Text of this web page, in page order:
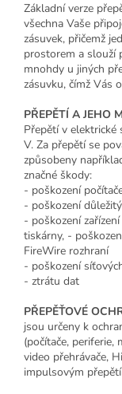
Základní verze
všechna Vaše
zásuvek, přičemž
prostorem a slouží
mnohdy u jiných
zásuvku, čímž Vás
PŘEPĚTÍ A JEHO
Přepětí v elektrické
V. Za přepětí se
způsobeny
značné škody:
- poškození
- poškození
- poškození
tiskárny, -
FireWire rozhraní
- poškození
- ztrátu dat
PŘEPĚŤOVÉ
jsou určeny k
(počítače, periferie,
video přehrávače,
impulsovým